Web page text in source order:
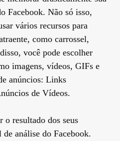
Facebook. Não só isso,
vários recursos para
como carrossel,
você pode escolher
imagens, vídeos, GIFs e
anúncios: Links
de Vídeos.
o resultado dos seus
análise do Facebook.